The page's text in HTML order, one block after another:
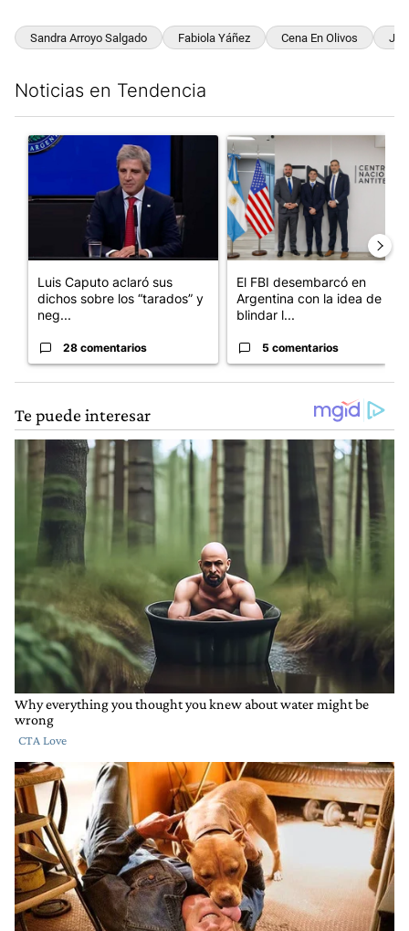
Sandra Arroyo Salgado Fabiola Yáñez Cena En Olivos
Noticias en Tendencia
Un artículo de tendencia con el título "Luis Caputo aclaró sus
Luis Caputo aclaró sus
dichos sobre los “tarados” y
neg...
28 comentarios
Un artículo de tendencia con
El FBI desembarcó en
Argentina con la idea de
blindar l...
5 comentarios